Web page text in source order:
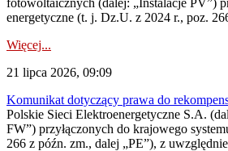
fotowoltaicznych (dalej: „Instalacje PV”)
energetyczne (t. j. Dz.U. z 2024 r., poz.
Więcej...
21 lipca 2026, 09:09
Komunikat dotyczący prawa do
Polskie Sieci Elektroenergetyczne S.A.
FW”) przyłączonych do krajowego
266 z późn. zm., dalej „PE”), z